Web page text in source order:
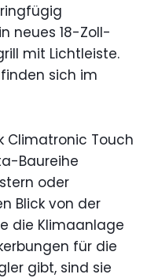
neues 18-Zoll-
mit Lichtleiste.
sich im
Climatronic Touch
Baureihe
oder
Blick von der
die Klimaanlage
für die
gibt, sind sie